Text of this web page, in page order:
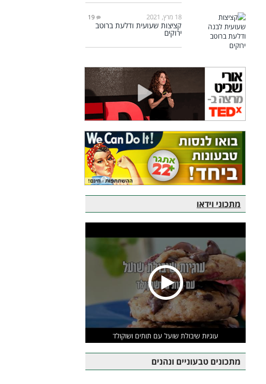
18 מרץ, 2021 19
קציצות שעועית ודלעת ברוטב
ירוקים
מתכוני וידאו
עוגיות שיבולת שועל עם תותים ושוקולד
מתכונים טבעוניים ונהנים